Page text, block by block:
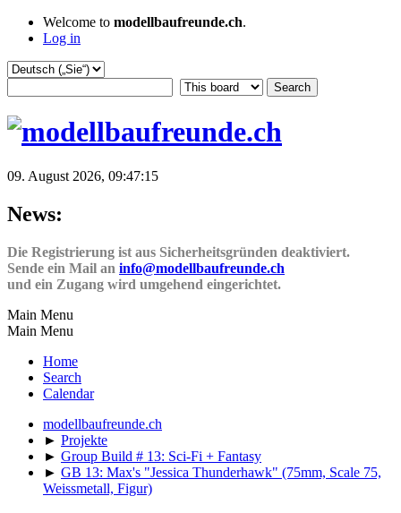
Welcome to modellbaufreunde.ch.
Log in
09. August 2026, 09:47:15
News:
Die Registrierung ist aus Sicherheitsgründen deaktiviert.
Sende ein Mail an info@modellbaufreunde.ch
und ein Zugang wird umgehend eingerichtet.
Main Menu
Main Menu
Home
Search
Calendar
modellbaufreunde.ch
► Projekte
► Group Build # 13: Sci-Fi + Fantasy
► GB 13: Max's "Jessica Thunderhawk" (75mm, Scale 75,
Weissmetall, Figur)